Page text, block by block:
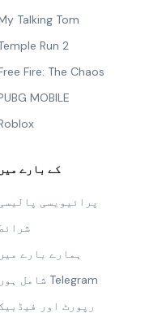
Talking Tom
Run 2
Fire: The Chaos
MOBILE
کے بارے
پرائیویسی
ہمارے بارے
شامل ہوں Telegram
رپورٹ اور